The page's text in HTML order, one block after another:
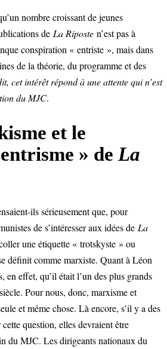
nombre croissant de jeunes
de La Riposte n’est pas à
conspiration « entriste », mais dans
de la théorie, du programme et des
cet intérêt répond à une attente qui n’est
du MJC.
et le
» deLa
ils sérieusement que, pour
de s’intéresser aux idées de La
une étiquette « trotskyste » ou
définit comme marxiste. Quant à Léon
en effet, qu’il était l’un des plus grands
Pour nous, donc, marxisme et
et même chose. Là encore, s’il y a des
question, elles devraient être
du MJC. Les dirigeants nationaux du